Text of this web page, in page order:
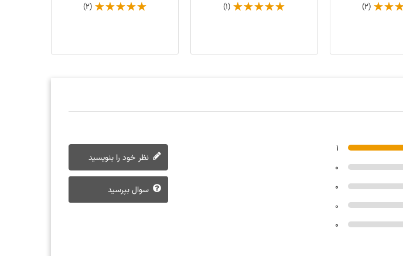
(2) (1) (2)
1
0
0
0
0
سوال بپرسید